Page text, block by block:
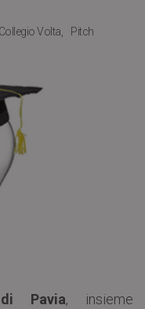
Collegio Volta
Pitch
Pavia, insieme